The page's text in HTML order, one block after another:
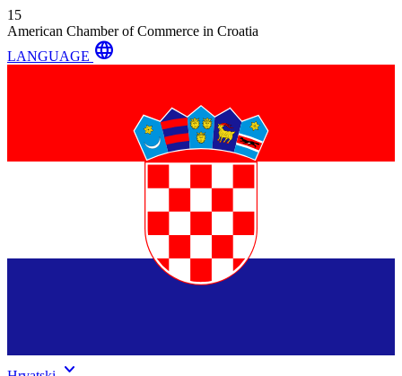
15
American Chamber of Commerce in Croatia
LANGUAGE language
keyboard_arrow_down